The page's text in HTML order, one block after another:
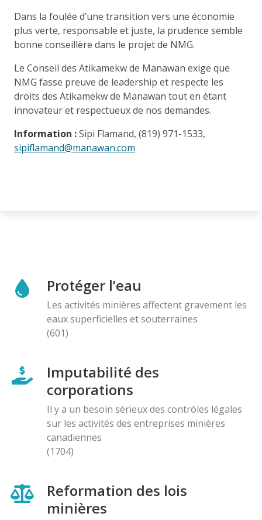
Dans la foulée d’une transition vers une économie
plus verte, responsable et juste, la prudence semble
bonne conseillère dans le projet de NMG.
Le Conseil des Atikamekw de Manawan exige que
NMG fasse preuve de leadership et respecte les
droits des Atikamekw de Manawan tout en étant
innovateur et respectueux de nos demandes.
Information :Sipi Flamand, (819) 971-1533,
sipiflamand@manawan.com
Protéger l’eau
Les activités minières affectent gravement les
eaux superficielles et souterraines
(601)
Imputabilité des
corporations
Il y a un besoin sérieux des contróles légales
sur les activités des entreprises minières
canadiennes
(1704)
Reformation des lois
minières